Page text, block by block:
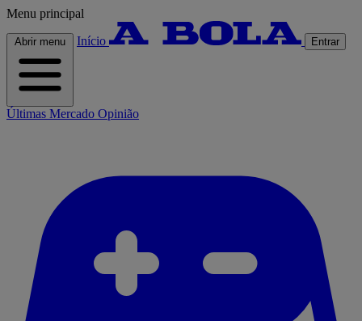
Menu principal
Abrir menu Início Entrar
Últimas Mercado Opinião